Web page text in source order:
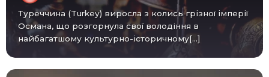
Туреччина (Turkey) виросла з колись грізної імперії
Османа, що розгорнула свої володіння в
найбагатшому культурно-історичному[...]